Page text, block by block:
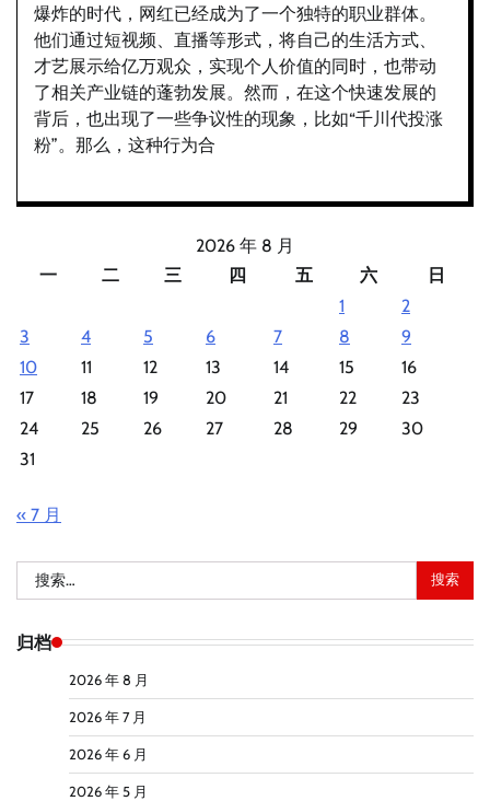
爆炸的时代，网红已经成为了一个独特的职业群体。
他们通过短视频、直播等形式，将自己的生活方式、
才艺展示给亿万观众，实现个人价值的同时，也带动
了相关产业链的蓬勃发展。然而，在这个快速发展的
背后，也出现了一些争议性的现象，比如“千川代投涨
粉”。那么，这种行为合
2026 年 8 月
一
二 三 四 五 六
日
1
2
3
4 5 6 7 8
9
10
11 12 13 14 15
16
17
18 19 20 21 22
23
24
25 26 27 28 29
30
31
« 7 月
索：
归档
2026 年 8 月
2026 年 7 月
2026 年 6 月
2026 年 5 月